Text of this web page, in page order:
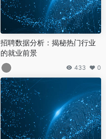
招聘数据分析：揭秘热门行业
的就业前景
433 0